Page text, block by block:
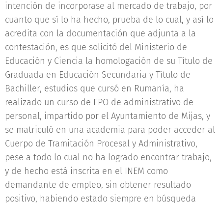
intención de incorporase al mercado de trabajo, por
cuanto que sí lo ha hecho, prueba de lo cual, y así lo
acredita con la documentación que adjunta a la
contestación, es que solicitó del Ministerio de
Educación y Ciencia la homologación de su Título de
Graduada en Educación Secundaria y Título de
Bachiller, estudios que cursó en Rumanía, ha
realizado un curso de FPO de administrativo de
personal, impartido por el Ayuntamiento de Mijas, y
se matriculó en una academia para poder acceder al
Cuerpo de Tramitación Procesal y Administrativo,
pese a todo lo cual no ha logrado encontrar trabajo,
y de hecho está inscrita en el INEM como
demandante de empleo, sin obtener resultado
positivo, habiendo estado siempre en búsqueda